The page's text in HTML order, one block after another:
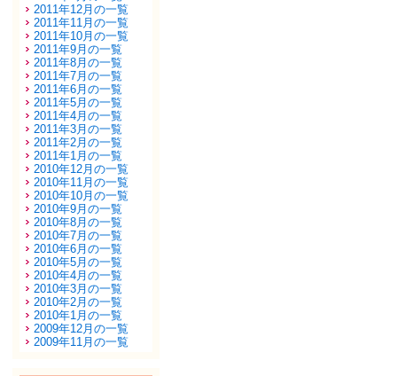
2011年12月の一覧
2011年11月の一覧
2011年10月の一覧
2011年9月の一覧
2011年8月の一覧
2011年7月の一覧
2011年6月の一覧
2011年5月の一覧
2011年4月の一覧
2011年3月の一覧
2011年2月の一覧
2011年1月の一覧
2010年12月の一覧
2010年11月の一覧
2010年10月の一覧
2010年9月の一覧
2010年8月の一覧
2010年7月の一覧
2010年6月の一覧
2010年5月の一覧
2010年4月の一覧
2010年3月の一覧
2010年2月の一覧
2010年1月の一覧
2009年12月の一覧
2009年11月の一覧